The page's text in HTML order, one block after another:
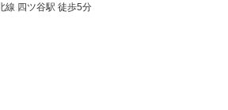
線 四ツ谷駅 徒歩5分